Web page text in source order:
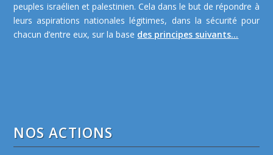
peuples israélien et palestinien. Cela dans le but de répondre à
leurs aspirations nationales légitimes, dans la sécurité pour
chacun d’entre eux, sur la base des principes suivants...
NOS ACTIONS